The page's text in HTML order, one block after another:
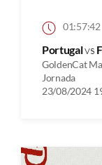
01:57:42
Portugalvs
GoldenCat
Jornada
23/08/2024